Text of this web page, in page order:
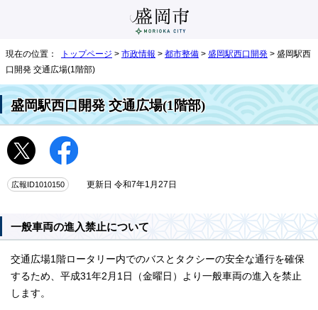
現在の位置： トップページ > 市政情報 > 都市整備 > 盛岡駅西口開発 > 盛岡駅西
口開発 交通広場(1階部)
盛岡駅西口開発 交通広場(1階部)
広報ID1010150 更新日 令和7年1月27日
一般車両の進入禁止について
交通広場1階ロータリー内でのバスとタクシーの安全な通行を確保
するため、平成31年2月1日（金曜日）より一般車両の進入を禁止
します。